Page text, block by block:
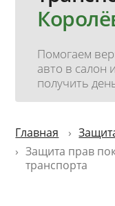
Помогаем
авто в салон
получить
Главная
Защита прав
транспорта